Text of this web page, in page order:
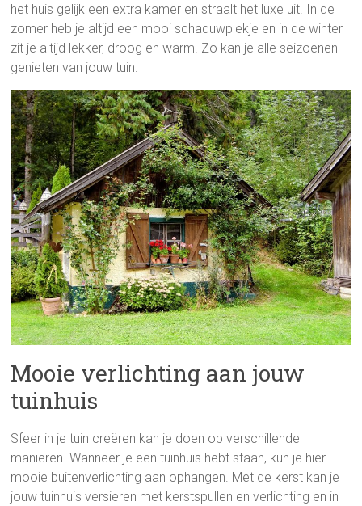
het huis gelijk een extra kamer en straalt het luxe uit. In de
zomer heb je altijd een mooi schaduwplekje en in de winter
zit je altijd lekker, droog en warm. Zo kan je alle seizoenen
genieten van jouw tuin.
Mooie verlichting aan jouw
tuinhuis
Sfeer in je tuin creëren kan je doen op verschillende
manieren. Wanneer je een tuinhuis hebt staan, kun je hier
mooie buitenverlichting aan ophangen. Met de kerst kan je
jouw tuinhuis versieren met kerstspullen en verlichting en in